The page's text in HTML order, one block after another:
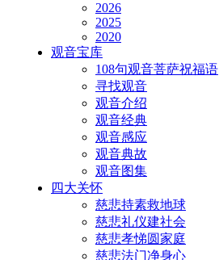
2026
2025
2020
观音宝库
108句观音菩萨祝福语
寻找观音
观音介绍
观音经典
观音感应
观音典故
观音图集
四大关怀
慈悲持素救地球
慈悲礼仪建社会
慈悲孝悌圆家庭
慈悲法门净身心